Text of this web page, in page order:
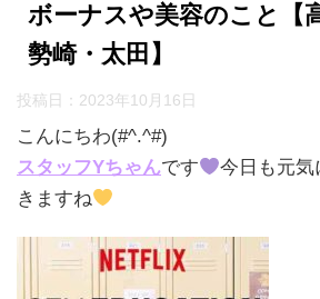
ボーナスや美容のこと【
勢崎・太田】
投稿日： 2023年10月16日
こんにちわ(#^.^#)
スタッフYちゃんです 今日も元気
きますね